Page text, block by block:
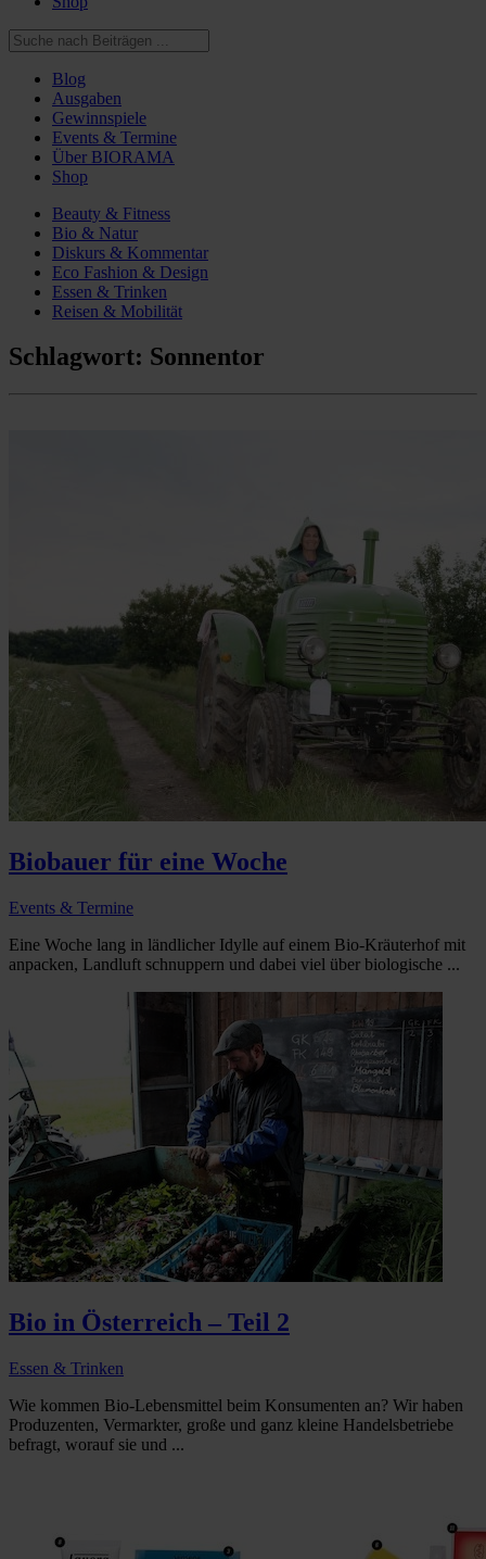
Blog
Ausgaben
Gewinnspiele
Events & Termine
Über BIORAMA
Shop
Beauty & Fitness
Bio & Natur
Diskurs & Kommentar
Eco Fashion & Design
Essen & Trinken
Reisen & Mobilität
Schlagwort: Sonnentor
Biobauer für eine Woche
Events & Termine
Eine Woche lang in ländlicher Idylle auf einem Bio-Kräuterhof mit
anpacken, Landluft schnuppern und dabei viel über biologische ...
Bio in Österreich – Teil 2
Essen & Trinken
Wie kommen Bio-Lebensmittel beim Konsumenten an? Wir haben
Produzenten, Vermarkter, große und ganz kleine Handelsbetriebe
befragt, worauf sie und ...